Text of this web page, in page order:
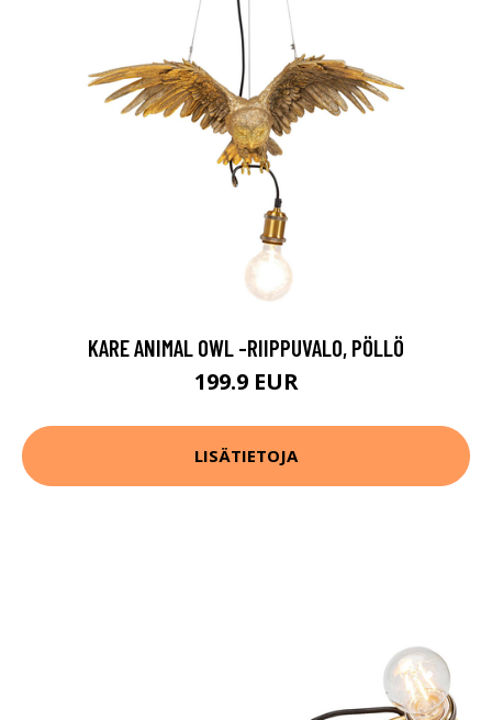
KARE ANIMAL OWL -RIIPPUVALO, PÖLLÖ
199.9 EUR
LISÄTIETOJA